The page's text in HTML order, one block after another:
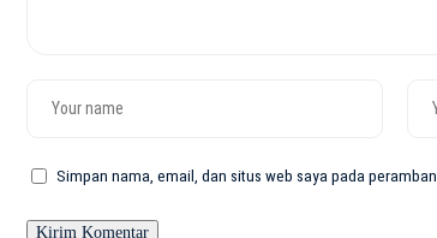
Simpan nama, email, dan situs web saya pada